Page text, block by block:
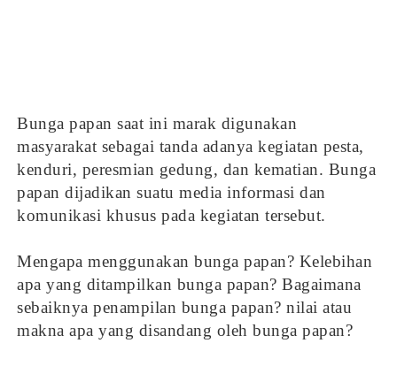
Bunga papan saat ini marak digunakan
masyarakat sebagai tanda adanya kegiatan pesta,
kenduri, peresmian gedung, dan kematian. Bunga
papan dijadikan suatu media informasi dan
komunikasi khusus pada kegiatan tersebut.
Mengapa menggunakan bunga papan? Kelebihan
apa yang ditampilkan bunga papan? Bagaimana
sebaiknya penampilan bunga papan? nilai atau
makna apa yang disandang oleh bunga papan?